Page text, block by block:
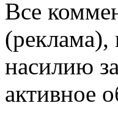
Все
(реклама),
насилию
активное